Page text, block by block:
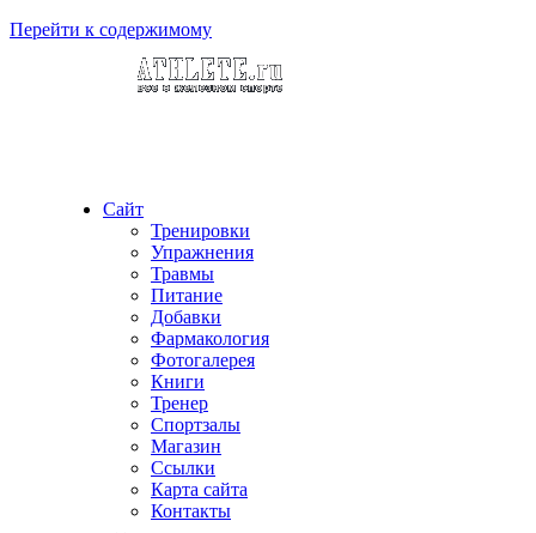
Перейти к содержимому
Сайт
Тренировки
Упражнения
Травмы
Питание
Добавки
Фармакология
Фотогалерея
Книги
Тренер
Спортзалы
Магазин
Ссылки
Карта сайта
Контакты